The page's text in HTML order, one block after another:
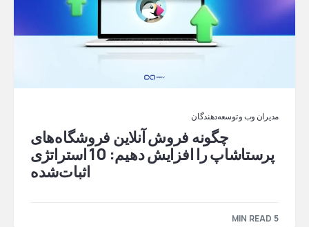
مدیران وب و توسعه‌دهندگان
چگونه فروش آنلاین فروشگاه‌های
پرستاشاپ را افزایش دهیم: 10 استراتژی
اثبات‌شده
5 MIN READ